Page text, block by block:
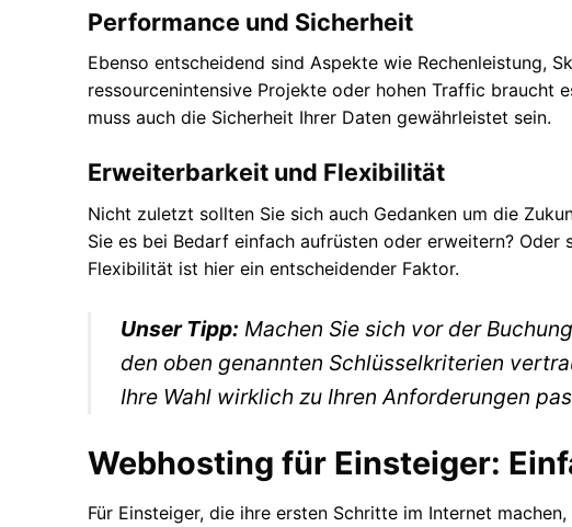
Performance und Sicherheit
Ebenso entscheidend sind Aspekte wie Rechenleistung,
ressourcenintensive Projekte oder hohen Traffic braucht
muss auch die Sicherheit Ihrer Daten gewährleistet sein.
Erweiterbarkeit und Flexibilität
Nicht zuletzt sollten Sie sich auch Gedanken um die
Sie es bei Bedarf einfach aufrüsten oder erweitern?
Flexibilität ist hier ein entscheidender Faktor.
Unser Tipp: Machen Sie sich vor der
den oben genannten Schlüsselkriterien
Ihre Wahl wirklich zu Ihren Anforderungen
Webhosting für Einsteiger:
Für Einsteiger, die ihre ersten Schritte im Internet machen,